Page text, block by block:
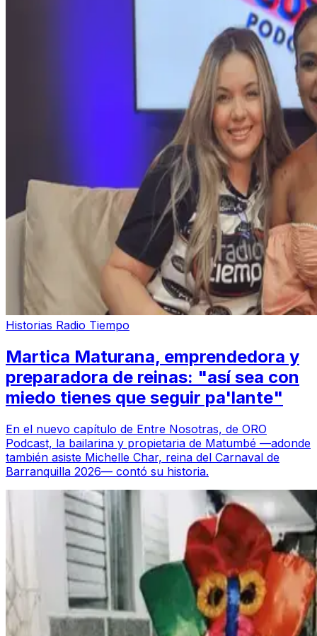
Historias Radio Tiempo
Martica Maturana, emprendedora y
preparadora de reinas: "así sea con
miedo tienes que seguir pa'lante"
En el nuevo capítulo de Entre Nosotras, de ORO
Podcast, la bailarina y propietaria de Matumbé —adonde
también asiste Michelle Char, reina del Carnaval de
Barranquilla 2026— contó su historia.